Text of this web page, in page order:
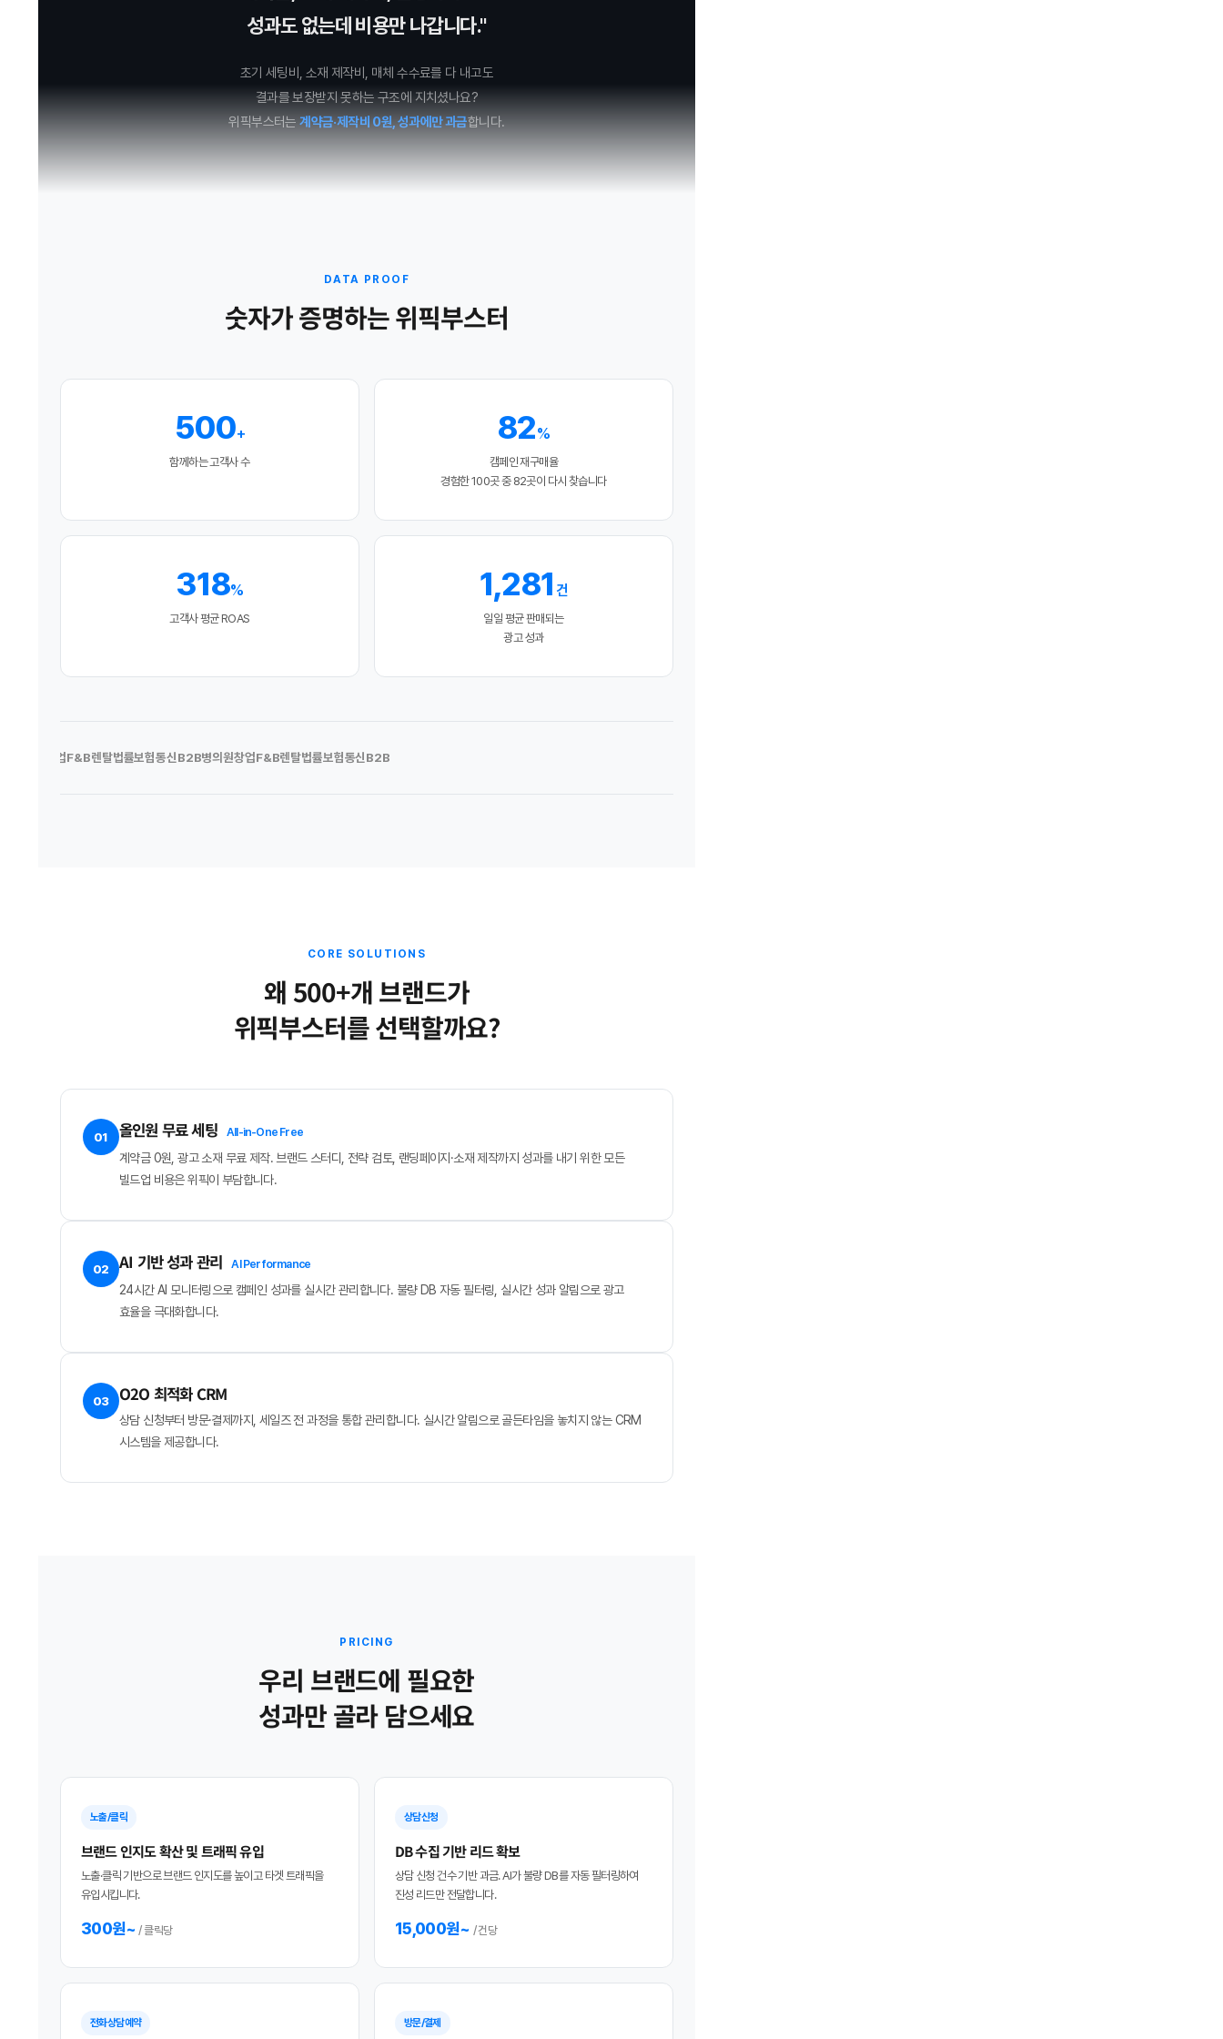
성과도 없는데 비용만 나갑니다."
초기 세팅비, 소재 제작비, 매체 수수료를 다 내고도
결과를 보장받지 못하는 구조에 지치셨나요?
위픽부스터는계약금·제작비 0원, 성과에만 과금합니다.
DATA PROOF
숫자가 증명하는 위픽부스터
500+
함께하는 고객사 수
82%
캠페인 재구매율
경험한 100곳 중 82곳이 다시 찾습니다
318%
고객사 평균 ROAS
1,281 건
일일 평균 판매되는
광고 성과
창업F&B렌탈법률보험통신B2B병의원창업F&B렌탈법률보험통신B2B
CORE SOLUTIONS
왜 500+개 브랜드가
위픽부스터를 선택할까요?
01 올인원 무료 세팅 All-in-One Free
계약금 0원, 광고 소재 무료 제작. 브랜드 스터디, 전략 검토, 랜딩페이지·소재 제작까지 성과를 내기 위한 모든
빌드업 비용은 위픽이 부담합니다.
02 AI 기반 성과 관리 AI Performance
24시간 AI 모니터링으로 캠페인 성과를 실시간 관리합니다. 불량 DB 자동 필터링, 실시간 성과 알림으로 광고
효율을 극대화합니다.
03 O2O 최적화 CRM
상담 신청부터 방문·결제까지, 세일즈 전 과정을 통합 관리합니다. 실시간 알림으로 골든타임을 놓치지 않는 CRM
시스템을 제공합니다.
PRICING
우리 브랜드에 필요한
성과만 골라 담으세요
노출/클릭
브랜드 인지도 확산 및 트래픽 유입
노출·클릭 기반으로 브랜드 인지도를 높이고 타겟 트래픽을
유입시킵니다.
300원~ / 클릭당
상담신청
DB 수집 기반 리드 확보
상담 신청 건수 기반 과금. AI가 불량 DB를 자동 필터링하여
진성 리드만 전달합니다.
15,000원~ / 건당
전화상담예약 방문/결제